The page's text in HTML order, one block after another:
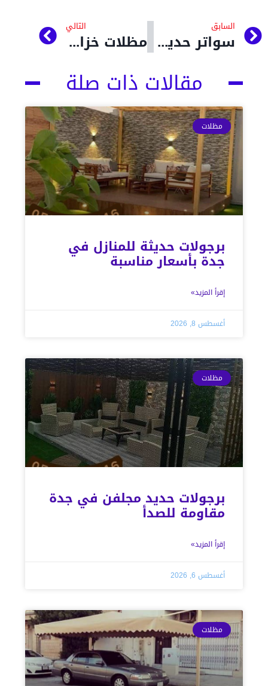
السابق
سواتر حديد للاحواش والاستراحات جده 2024
التالي
مظلات خزانات وحماية المياه في جده
مقالات ذات صلة
مظلات
برجولات حديثة للمنازل في
جدة بأسعار مناسبة
إقرأ المزيد»
أغسطس 8, 2026
مظلات
برجولات حديد مجلفن في جدة
مقاومة للصدأ
إقرأ المزيد»
أغسطس 6, 2026
مظلات